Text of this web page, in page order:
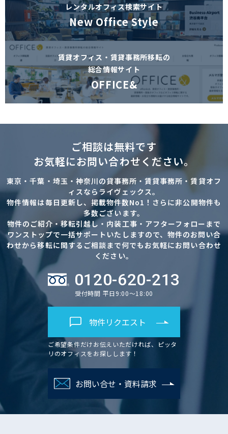
レンタルオフィス検索サイト
New Office Style
賃貸オフィス・賃貸事務所移転の
総合情報サイト
OFFICE&
ご相談は無料です
お気軽にお問い合わせください。
東京・千葉・埼玉・神奈川の貸事務所・賃貸事務所・賃貸オフ
ィスならライヴェックス。
物件情報は毎日更新し、掲載物件数No1！さらに非公開物件も
多数ございます。
物件のご紹介・移転引越し・内装工事・アフターフォローまで
ワンストップで一括サポートいたしますので、物件のお問い合
わせから移転に関するご相談まで何でもお気軽にお問い合わせ
ください。
0120-620-213
受付時間 平日9:00～18:00
物件リクエスト
ご希望条件だけお伝えいただければ、ピッタ
リのオフィスをお探しします！
お問い合せ・資料請求